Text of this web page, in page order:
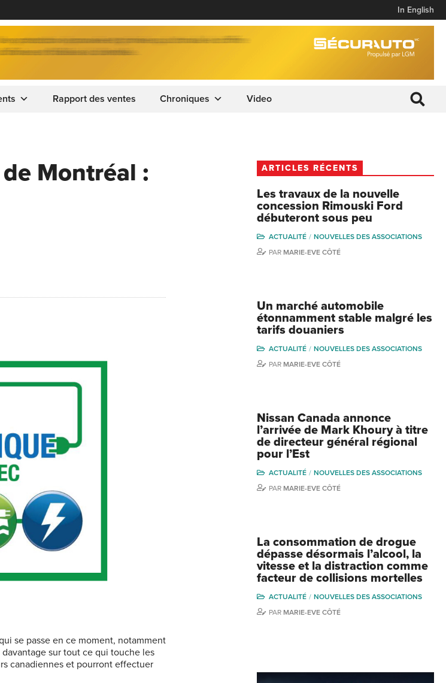
In English
Rapport des ventes Chroniques Video
Montréal :
se passe en ce moment, notamment
sur tout ce qui touche les
canadiennes et pourront effectuer
ARTICLES RÉCENTS
Les travaux de la nouvelle
concession Rimouski Ford
débuteront sous peu
ACTUALITÉ
NOUVELLES DES ASSOCIATIONS
PAR MARIE-EVE CÔTÉ
Un marché automobile
étonnamment stable malgré les
tarifs douaniers
ACTUALITÉ
NOUVELLES DES ASSOCIATIONS
PAR MARIE-EVE CÔTÉ
Nissan Canada annonce
l’arrivée de Mark Khoury à titre
de directeur général régional
pour l’Est
ACTUALITÉ
NOUVELLES DES ASSOCIATIONS
PAR MARIE-EVE CÔTÉ
La consommation de drogue
dépasse désormais l’alcool, la
vitesse et la distraction comme
facteur de collisions mortelles
ACTUALITÉ
NOUVELLES DES ASSOCIATIONS
PAR MARIE-EVE CÔTÉ